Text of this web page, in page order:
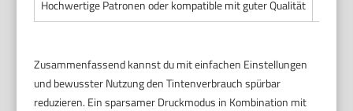
Hochwertige Patronen oder kompatible mit guter Qualität
Zusammenfassend kannst du mit einfachen Einstellungen
und bewusster Nutzung den Tintenverbrauch spürbar
reduzieren. Ein sparsamer Druckmodus in Kombination mit